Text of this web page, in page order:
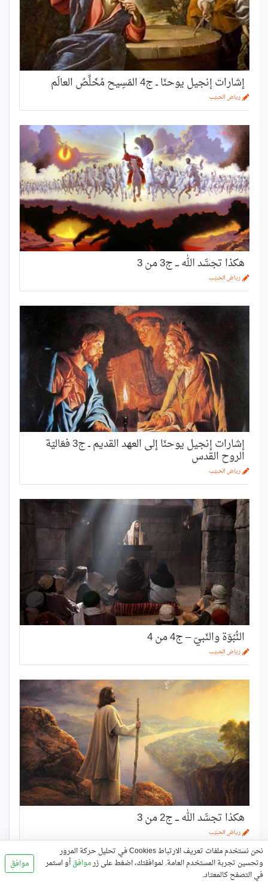
إشارات إنجيل يوحنّا ــ ج4 المَسِيح مُخَلِّصُ العالَم
رياض الحبيّب
هكذا تجسَّد الله ـــ ج3 من 3
رياض الحبيّب
إشارات إنجيل يوحنّا إلى العهد القديم ــ ج3 فعّاليّة
الروح القدس
رياض الحبيّب
النُّبُوّة والنّبيّ – ج4 من 4
رياض الحبيّب
هكذا تجسَّد الله ـــ ج2 من 3
رياض الحبيّب
نحن نستخدم ملفات تعريف الارتباط Cookies في تحليل حركة المرور
وتحسين تجربة المستخدم العامة. لموافقتك، اضغط على زرموافقأو استمر
في التصفح كالمعتاد.
موافق